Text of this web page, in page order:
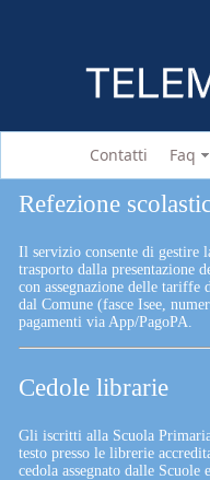
Contatti Faq
Refezione
Il servizio consente di gestire
trasporto dalla presentazione
con assegnazione delle
dal Comune (fasce Isee,
pagamenti via App/PagoPA.
Cedole librarie
Gli iscritti alla Scuola
testo presso le librerie
cedola assegnato dalle Scuole